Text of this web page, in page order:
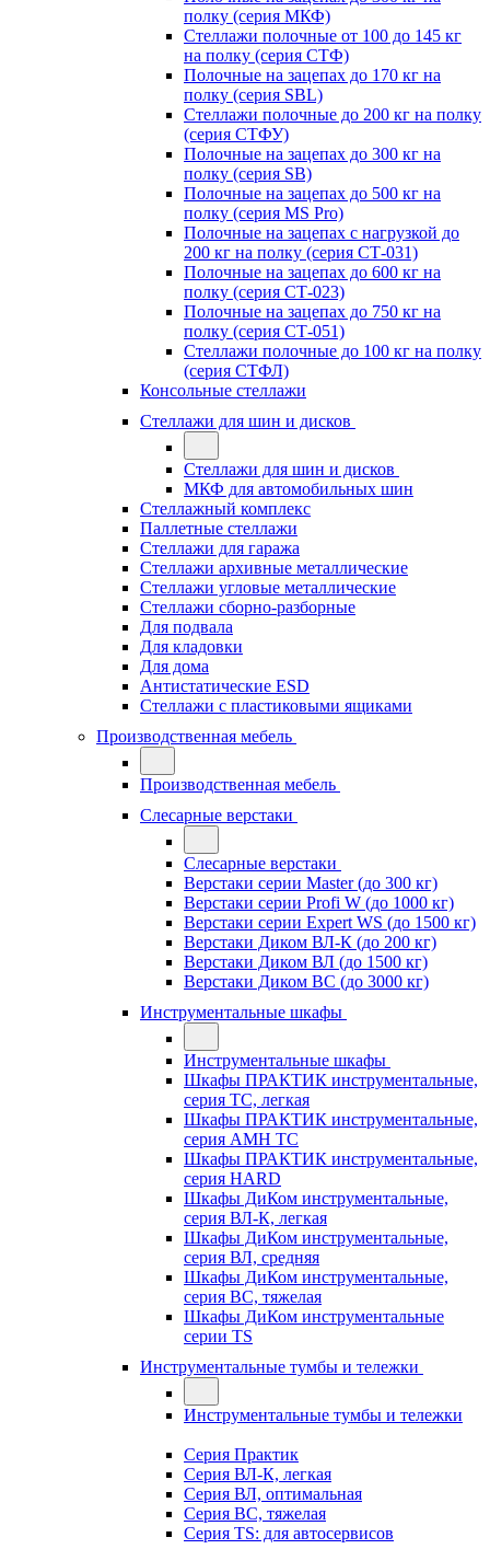
полку (серия МКФ)
Стеллажи полочные от 100 до 145 кг
на полку (серия СТФ)
Полочные на зацепах до 170 кг на
полку (серия SBL)
Стеллажи полочные до 200 кг на полку
(серия СТФУ)
Полочные на зацепах до 300 кг на
полку (серия SB)
Полочные на зацепах до 500 кг на
полку (серия MS Pro)
Полочные на зацепах с нагрузкой до
200 кг на полку (серия СТ-031)
Полочные на зацепах до 600 кг на
полку (серия СТ-023)
Полочные на зацепах до 750 кг на
полку (серия СТ-051)
Стеллажи полочные до 100 кг на полку
(серия СТФЛ)
Консольные стеллажи
Стеллажи для шин и дисков
Стеллажи для шин и дисков
МКФ для автомобильных шин
Стеллажный комплекс
Паллетные стеллажи
Стеллажи для гаража
Стеллажи архивные металлические
Стеллажи угловые металлические
Стеллажи сборно-разборные
Для подвала
Для кладовки
Для дома
Антистатические ESD
Стеллажи с пластиковыми ящиками
Производственная мебель
Производственная мебель
Слесарные верстаки
Слесарные верстаки
Верстаки серии Master (до 300 кг)
Верстаки серии Profi W (до 1000 кг)
Верстаки серии Expert WS (до 1500 кг)
Верстаки Диком ВЛ-К (до 200 кг)
Верстаки Диком ВЛ (до 1500 кг)
Верстаки Диком ВС (до 3000 кг)
Инструментальные шкафы
Инструментальные шкафы
Шкафы ПРАКТИК инструментальные,
серия TC, легкая
Шкафы ПРАКТИК инструментальные,
серия AMH TC
Шкафы ПРАКТИК инструментальные,
серия HARD
Шкафы ДиКом инструментальные,
cерия ВЛ-К, легкая
Шкафы ДиКом инструментальные,
серия ВЛ, средняя
Шкафы ДиКом инструментальные,
серия ВС, тяжелая
Шкафы ДиКом инструментальные
серии TS
Инструментальные тумбы и тележки
Инструментальные тумбы и тележки
Серия Практик
Серия ВЛ-К, легкая
Серия ВЛ, оптимальная
Серия ВС, тяжелая
Серия TS: для автосервисов